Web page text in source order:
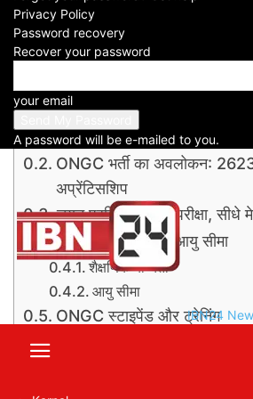
Privacy Policy
Password recovery
Recover your password
your email
A password will be e-mailed to you.
IBN24
Table of Contents
सरकारी नौकरी: ONGC भर्ती
आज आखिरी दिन — बिना एग्जाम
सिलेक्शन
ONGC भर्ती का अवलोकन:
अप्रेंटिसशिप
चयन प्रक्रिया: बिना परीक्षा,
शैक्षणिक योग्यता और आयु सीमा
शैक्षणिक योग्यता
आयु सीमा
ONGC स्टाइपेंड और ट्रेनिंग